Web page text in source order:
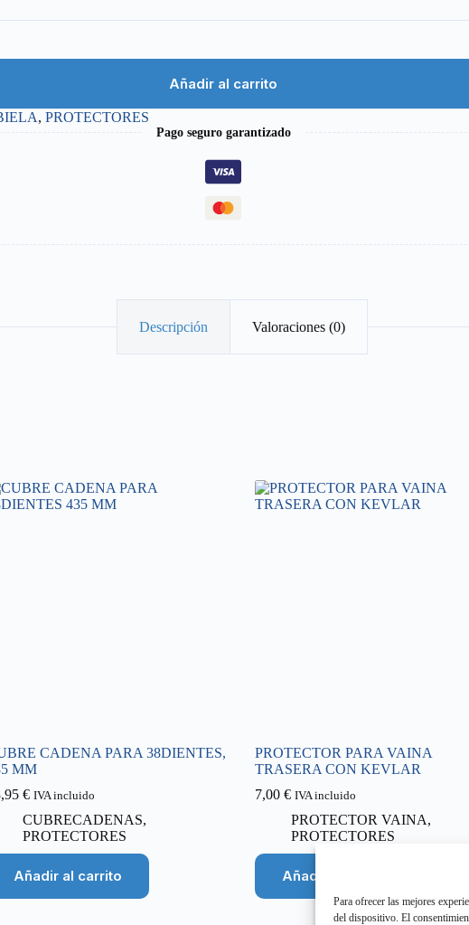
Para ofrecer las mejores
del dispositivo. El
Añadir al carrito
, PROTECTORES
Pago seguro garantizado
Descripción Valoraciones (0)
CADENA PARA 38DIENTES,
MM
€ IVA incluido
CUBRECADENAS,
PROTECTORES
Añadir al carrito
PROTECTOR PARA VAINA
TRASERA CON KEVLAR
7,00 € IVA incluido
PROTECTOR VAINA,
PROTECTORES
Añadir al carrito